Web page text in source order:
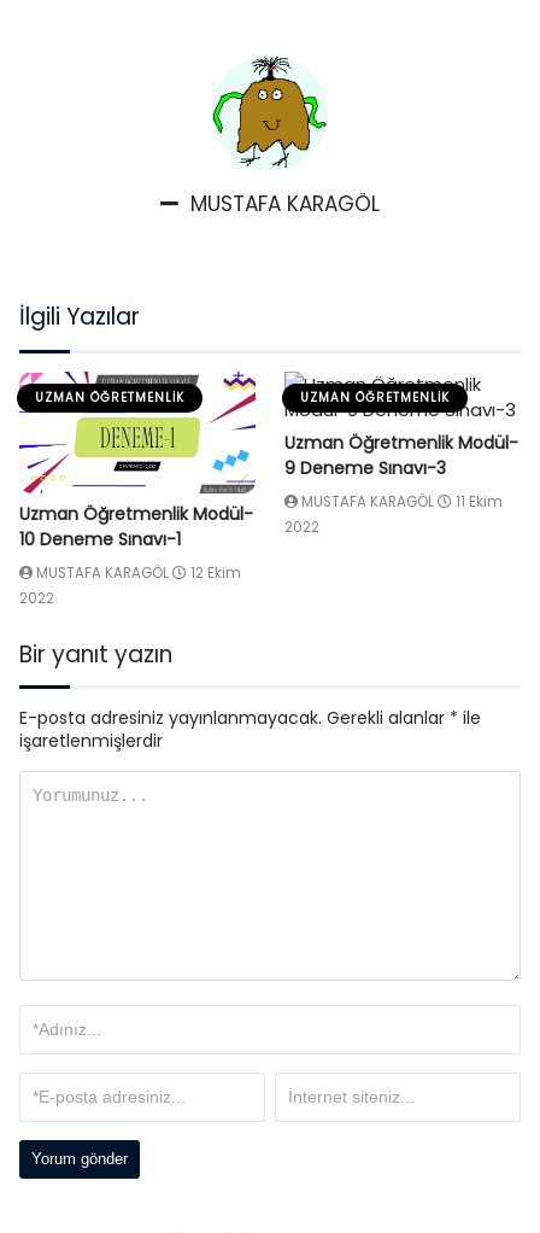
MUSTAFA KARAGÖL
İlgili Yazılar
UZMAN ÖĞRETMENLIK
Uzman Öğretmenlik Modül-
10 Deneme Sınavı-1
MUSTAFA KARAGÖL
12 Ekim
2022
UZMAN ÖĞRETMENLIK
Uzman Öğretmenlik Modül-
9 Deneme Sınavı-3
MUSTAFA KARAGÖL
11 Ekim
2022
Bir yanıt yazın
E-posta adresiniz yayınlanmayacak. Gerekli alanlar * ile
işaretlenmişlerdir